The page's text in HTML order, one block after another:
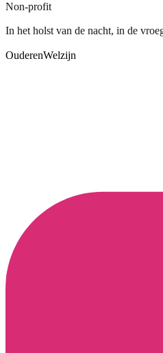
Non-profit
In het holst van de nacht, in de
OuderenWelzijn